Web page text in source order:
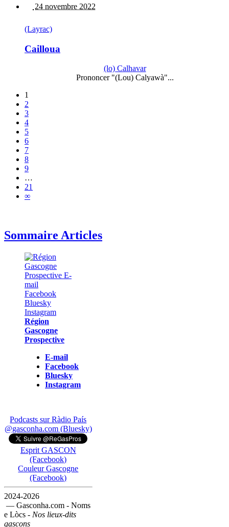
24 novembre 2022
(Layrac)
Cailloua
(lo) Calhavar
Prononcer "(Lou) Calyawà"...
1
2
3
4
5
6
7
8
9
…
21
∞
Sommaire Articles
Région
Gascogne
Prospective
E-mail
Facebook
Bluesky
Instagram
Podcasts sur Ràdio País
@gasconha.com (Bluesky)
Esprit GASCON
(Facebook)
Couleur Gascogne
(Facebook)
2024-2026
— Gasconha.com - Noms
e Lòcs - Nos lieux-dits
gascons